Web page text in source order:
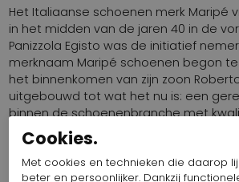
Het Italiaanse schoenen merk Maripé
in het midden van de jaren 40 in de
Panizzola Egisto was de initiatief
merknaam Maripé schoenen begon
het binnenkomen van zijn zoon
uitgebouwd tot wat het nu is: een
binnen de schoenenbranche met
voor een zeer correcte prijs. Maripé
weer zeer goed op de laatste trends
Sportieve sneakers maar ook vlotte
Cookies.
Met cookies en technieken die daarop
beter en persoonlijker. Dankzij